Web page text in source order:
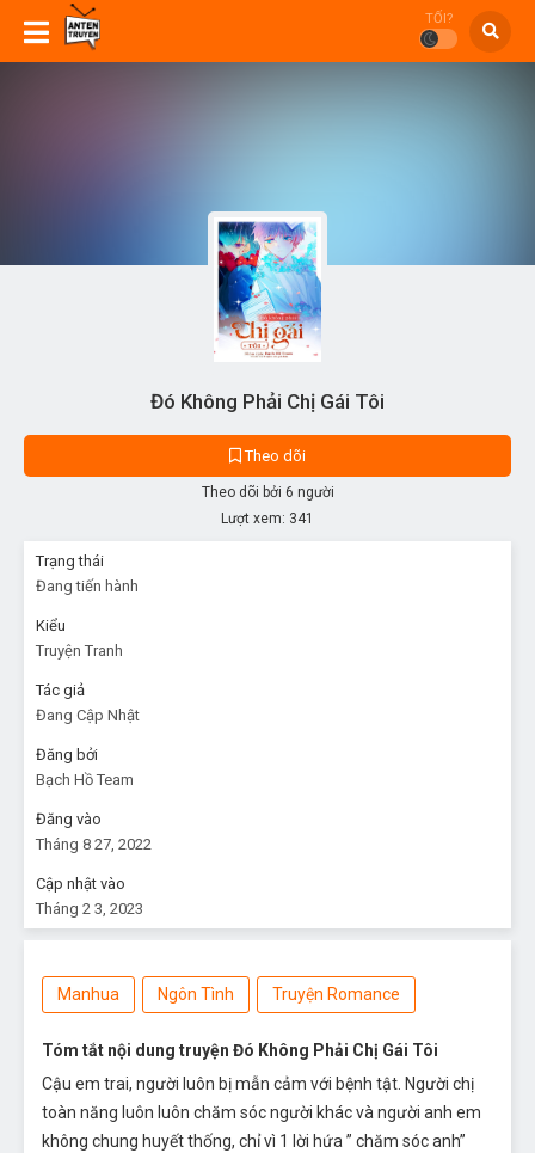
TỐI?
Đó Không Phải Chị Gái Tôi
Theo dõi
Theo dõi bởi 6 người
Lượt xem: 341
Trạng thái
Đang tiến hành
Kiểu
Truyện Tranh
Tác giả
Đang Cập Nhật
Đăng bởi
Bạch Hồ Team
Đăng vào
Tháng 8 27, 2022
Cập nhật vào
Tháng 2 3, 2023
Manhua Ngôn Tình Truyện Romance
Tóm tắt nội dung truyện Đó Không Phải Chị Gái Tôi
Cậu em trai, người luôn bị mẫn cảm với bệnh tật. Người chị
toàn năng luôn luôn chăm sóc người khác và người anh em
không chung huyết thống, chỉ vì 1 lời hứa ” chăm sóc anh”